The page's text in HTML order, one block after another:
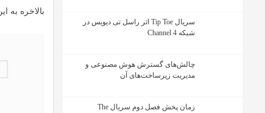
سریال Tip Toe اثر راسل تی دیویس در
شبکه Channel 4
چالش‌های گسترش هوش مصنوعی و
مدیریت زیرساخت‌های آن
زمان پخش فصل دوم سریال The
بالاخره به